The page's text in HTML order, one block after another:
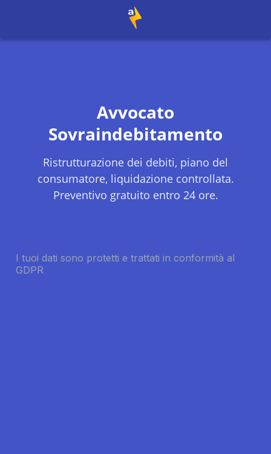
Avvocato
Sovraindebitamento
Ristrutturazione dei debiti, piano del
consumatore, liquidazione controllata.
Preventivo gratuito entro 24 ore.